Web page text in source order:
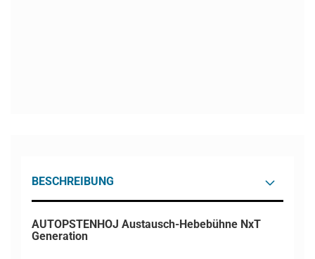
BESCHREIBUNG
AUTOPSTENHOJ Austausch-Hebebühne NxT
Generation